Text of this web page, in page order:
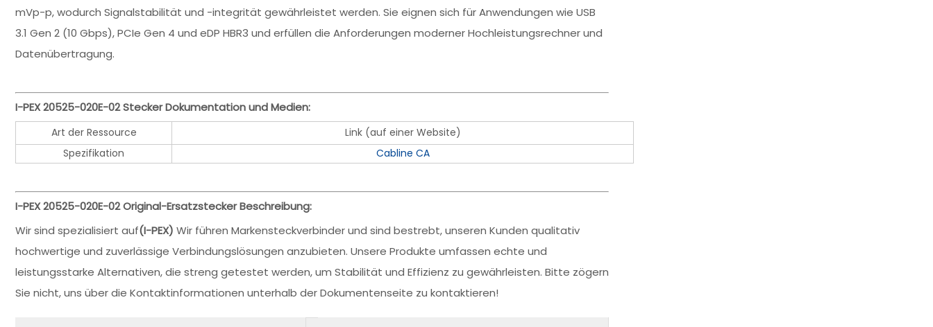
mVp-p, wodurch Signalstabilität und -integrität gewährleistet werden. Sie eignen sich für Anwendungen wie USB
3.1 Gen 2 (10 Gbps), PCIe Gen 4 und eDP HBR3 und erfüllen die Anforderungen moderner Hochleistungsrechner und
Datenübertragung.
I-PEX 20525-020E-02 Stecker Dokumentation und Medien:
Art der Ressource
Link (auf einer Website)
Spezifikation
Cabline CA
I-PEX 20525-020E-02 Original-Ersatzstecker Beschreibung:
Wir sind spezialisiert auf(I-PEX) Wir führen Markensteckverbinder und sind bestrebt, unseren Kunden qualitativ
hochwertige und zuverlässige Verbindungslösungen anzubieten. Unsere Produkte umfassen echte und
leistungsstarke Alternativen, die streng getestet werden, um Stabilität und Effizienz zu gewährleisten. Bitte zögern
Sie nicht, uns über die Kontaktinformationen unterhalb der Dokumentenseite zu kontaktieren!